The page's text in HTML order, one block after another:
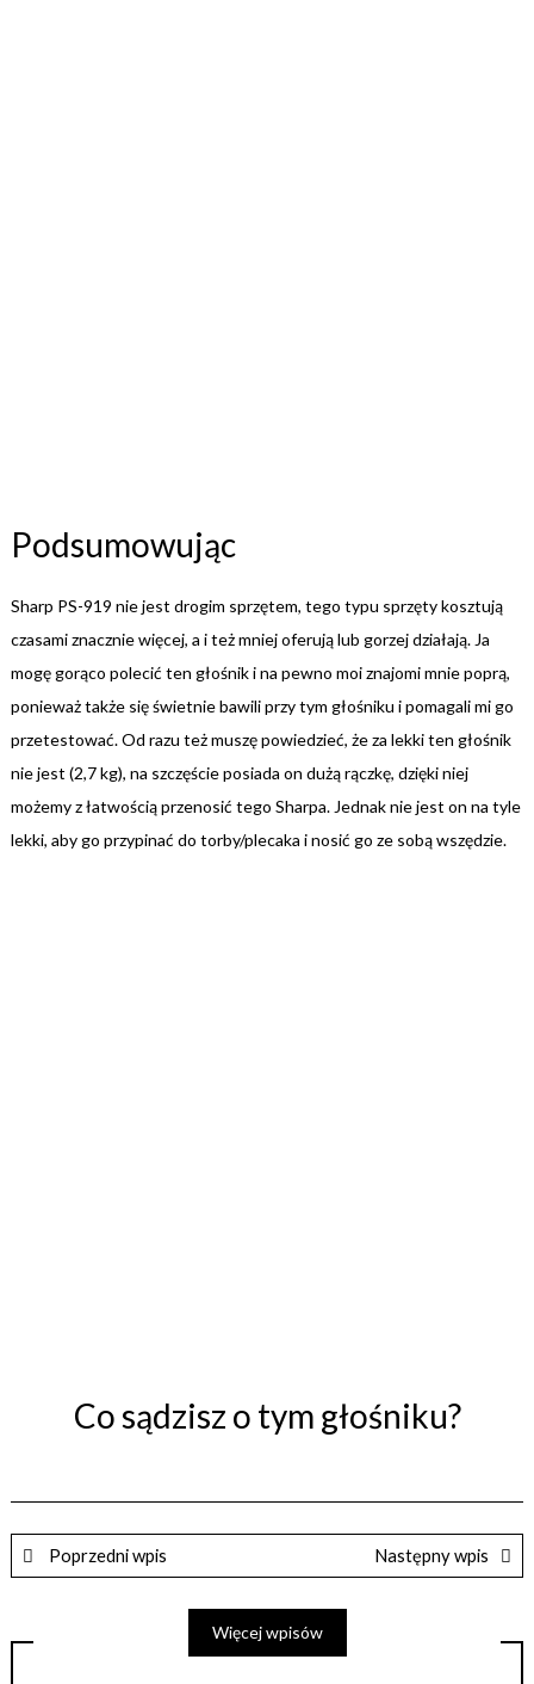
Podsumowując
Sharp PS-919 nie jest drogim sprzętem, tego typu sprzęty kosztują
czasami znacznie więcej, a i też mniej oferują lub gorzej działają. Ja
mogę gorąco polecić ten głośnik i na pewno moi znajomi mnie poprą,
ponieważ także się świetnie bawili przy tym głośniku i pomagali mi go
przetestować. Od razu też muszę powiedzieć, że za lekki ten głośnik
nie jest (2,7 kg), na szczęście posiada on dużą rączkę, dzięki niej
możemy z łatwością przenosić tego Sharpa. Jednak nie jest on na tyle
lekki, aby go przypinać do torby/plecaka i nosić go ze sobą wszędzie.
Co sądzisz o tym głośniku?
Poprzedni wpis Następny wpis
Więcej wpisów